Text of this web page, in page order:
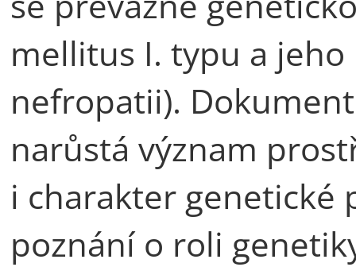
mellitus I. typu a
nefropatii).
narůstá význam
i charakter genetické
poznání o roli